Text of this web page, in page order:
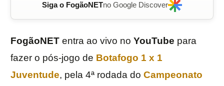
Siga o FogãoNETno Google Discover
FogãoNET entra ao vivo no YouTube para
fazer o pós-jogo de Botafogo 1 x 1
Juventude, pela 4ª rodada do Campeonato